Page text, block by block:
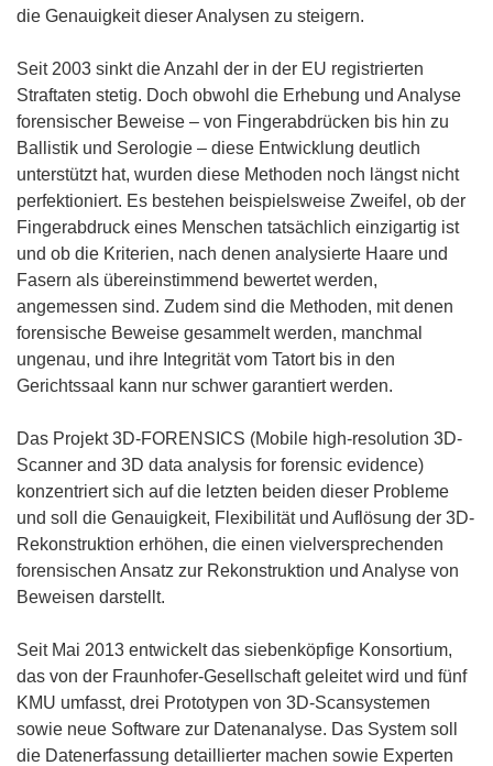
die Genauigkeit dieser Analysen zu steigern.
Seit 2003 sinkt die Anzahl der in der EU registrierten
Straftaten stetig. Doch obwohl die Erhebung und Analyse
forensischer Beweise – von Fingerabdrücken bis hin zu
Ballistik und Serologie – diese Entwicklung deutlich
unterstützt hat, wurden diese Methoden noch längst nicht
perfektioniert. Es bestehen beispielsweise Zweifel, ob der
Fingerabdruck eines Menschen tatsächlich einzigartig ist
und ob die Kriterien, nach denen analysierte Haare und
Fasern als übereinstimmend bewertet werden,
angemessen sind. Zudem sind die Methoden, mit denen
forensische Beweise gesammelt werden, manchmal
ungenau, und ihre Integrität vom Tatort bis in den
Gerichtssaal kann nur schwer garantiert werden.
Das Projekt 3D-FORENSICS (Mobile high-resolution 3D-
Scanner and 3D data analysis for forensic evidence)
konzentriert sich auf die letzten beiden dieser Probleme
und soll die Genauigkeit, Flexibilität und Auflösung der 3D-
Rekonstruktion erhöhen, die einen vielversprechenden
forensischen Ansatz zur Rekonstruktion und Analyse von
Beweisen darstellt.
Seit Mai 2013 entwickelt das siebenköpfige Konsortium,
das von der Fraunhofer-Gesellschaft geleitet wird und fünf
KMU umfasst, drei Prototypen von 3D-Scansystemen
sowie neue Software zur Datenanalyse. Das System soll
die Datenerfassung detaillierter machen sowie Experten